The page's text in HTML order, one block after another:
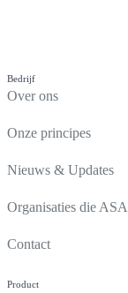
Bedrijf
Over ons
Onze principes
Nieuws & Updates
Organisaties die
Contact
Product